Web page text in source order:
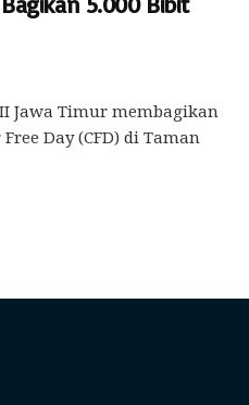
Jawa Timur membagikan
Day (CFD) di Taman